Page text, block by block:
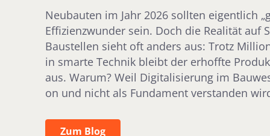
Neubauten im Jahr 2026 sollten eigentlich
Effizienzwunder sein. Doch die Realität auf
Baustellen sieht oft anders aus: Trotz
in smarte Technik bleibt der erhoffte
aus. Warum? Weil Digitalisierung im
on und nicht als Fundament verstanden
Zum Blog
Zum Blog